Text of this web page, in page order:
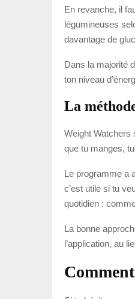
En revanche, il
légumineuses
davantage de
Dans la majorité
ton niveau
La
Weight Watchers
que tu manges,
Le programme a
c’est utile si tu
quotidien :
La bonne
l’application, au